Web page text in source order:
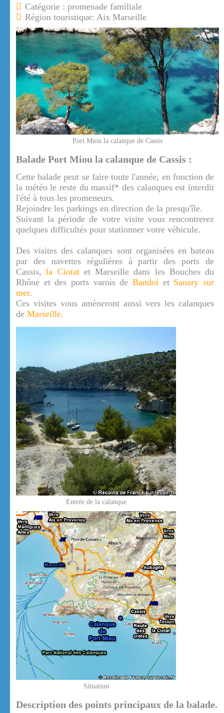
Catégorie : promenade familiale
Région touristique: Aix Marseille
Port Miou la calanque de Cassis
Balade Port Miou la calanque de Cassis :
Cette balade peut se faire toute l'année, en fonction de
la météo le reste du massif* des calanques est interdit
l'été à tous les promeneurs.
Rejoindre les parkings en direction de la presqu'île.
Suivant la période de votre visite vous rencontrerez
quelques difficultés pour stationner votre véhicule.
Des visites des calanques sont organisées en bateau
par des navettes régulières à partir des ports de
Cassis,la Ciotatet Marseille dans les Bouches du
Rhône et des ports varois de Bandol et Sanary sur
mer.
Ces visites vous amèneront aussi vers les calanques
de Marseille.
Entrée de la calanque
Situation
Description des points principaux de la balade.